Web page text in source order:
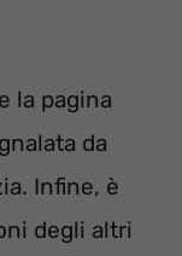
la pagina
da
Infine, è
degli altri